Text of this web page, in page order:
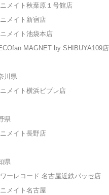
ニメイト秋葉原１号館店
ニメイト新宿店
ニメイト池袋本店
MAGNET by SHIBUYA109店
川県
ニメイト横浜ビブレ店
県
ニメイト長野店
県
ワーレコード 名古屋近鉄パッセ店
ニメイト名古屋